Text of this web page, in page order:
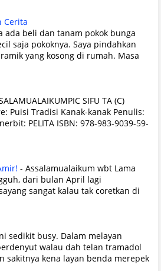
Cerita
ada beli dan tanam pokok bunga
saja pokoknya. Saya pindahkan
yang kosong di rumah. Masa
SIFU TA (C)
Puisi Tradisi Kanak-kanak Penulis:
PELITA ISBN: 978-983-9039-59-
- Assalamualaikum wbt Lama
dari bulan April lagi
sangat kalau tak coretkan di
sedikit busy. Dalam melayan
walau dah telan tramadol
sakitnya kena layan benda merepek